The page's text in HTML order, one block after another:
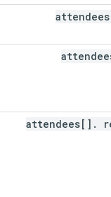
attendees[] .